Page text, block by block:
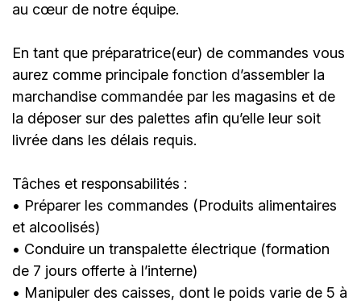
au cœur de notre équipe.
En tant que préparatrice(eur) de commandes vous
aurez comme principale fonction d’assembler la
marchandise commandée par les magasins et de
la déposer sur des palettes afin qu’elle leur soit
livrée dans les délais requis.
Tâches et responsabilités :
• Préparer les commandes (Produits alimentaires
et alcoolisés)
• Conduire un transpalette électrique (formation
de 7 jours offerte à l’interne)
• Manipuler des caisses, dont le poids varie de 5 à